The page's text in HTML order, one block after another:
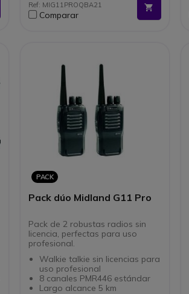
Ref: MIG11PROQBA21
Comparar
PACK
Pack dúo Midland G11 Pro
Pack de 2 robustas radios sin
licencia, perfectas para uso
profesional.
Walkie talkie sin licencias para
uso profesional
8 canales PMR446 estándar
Largo alcance 5 km